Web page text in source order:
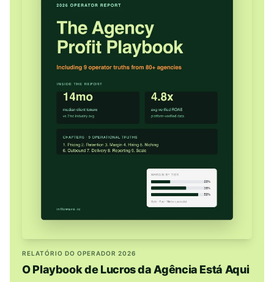
RELATÓRIO DO OPERADOR 2026
O Playbook de Lucros da Agência Está Aqui